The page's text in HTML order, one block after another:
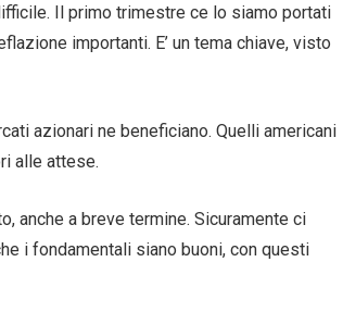
Il primo trimestre ce lo siamo portati
importanti. E’ un tema chiave, visto
azionari ne beneficiano. Quelli americani
alle attese.
anche a breve termine. Sicuramente ci
i fondamentali siano buoni, con questi